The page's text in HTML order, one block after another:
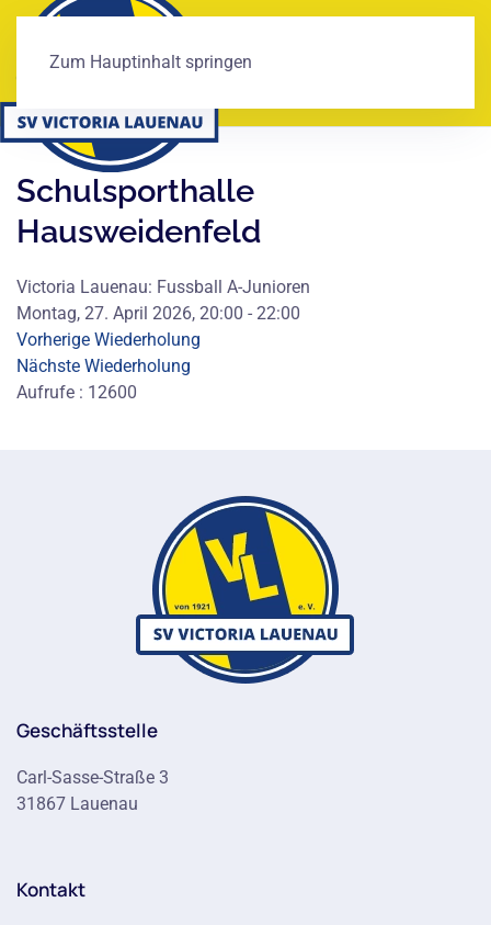
Zum Hauptinhalt springen
Schulsporthalle
Hausweidenfeld
Victoria Lauenau: Fussball A-Junioren
Montag, 27. April 2026, 20:00 - 22:00
Vorherige Wiederholung
Nächste Wiederholung
Aufrufe : 12600
Geschäftsstelle
Carl-Sasse-Straße 3
31867 Lauenau
Kontakt